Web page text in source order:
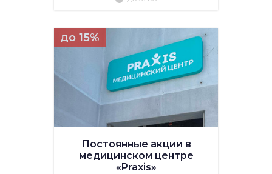
до 15%
Постоянные акции в
медицинском центре
«Praxis»